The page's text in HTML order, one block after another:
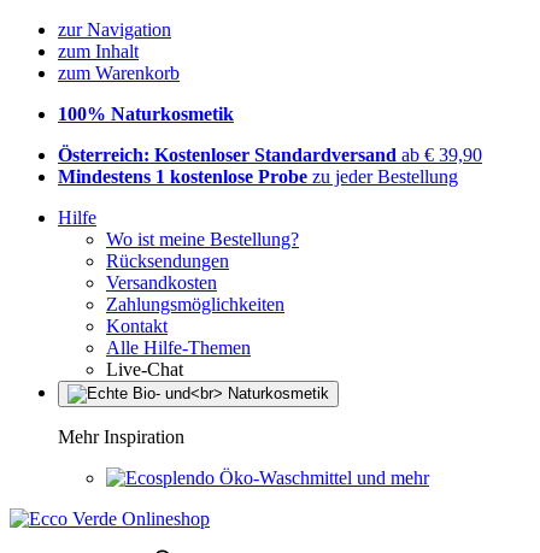
zur Navigation
zum Inhalt
zum Warenkorb
100% Naturkosmetik
Österreich: Kostenloser Standardversand ab € 39,90
Mindestens 1 kostenlose Probe zu jeder Bestellung
Hilfe
Wo ist meine Bestellung?
Rücksendungen
Versandkosten
Zahlungsmöglichkeiten
Kontakt
Alle Hilfe-Themen
Live-Chat
Mehr Inspiration
Öko-Waschmittel und mehr